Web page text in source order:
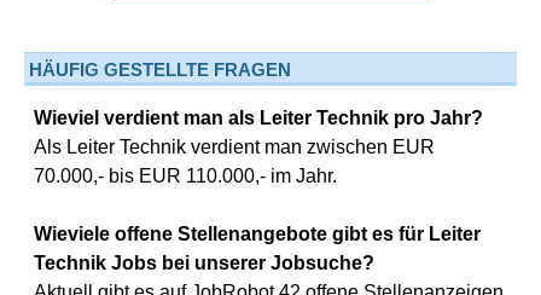
HÄUFIG GESTELLTE FRAGEN
Wieviel verdient man als Leiter Technik pro Jahr?
Als Leiter Technik verdient man zwischen EUR
70.000,- bis EUR 110.000,- im Jahr.
Wieviele offene Stellenangebote gibt es für Leiter
Technik Jobs bei unserer Jobsuche?